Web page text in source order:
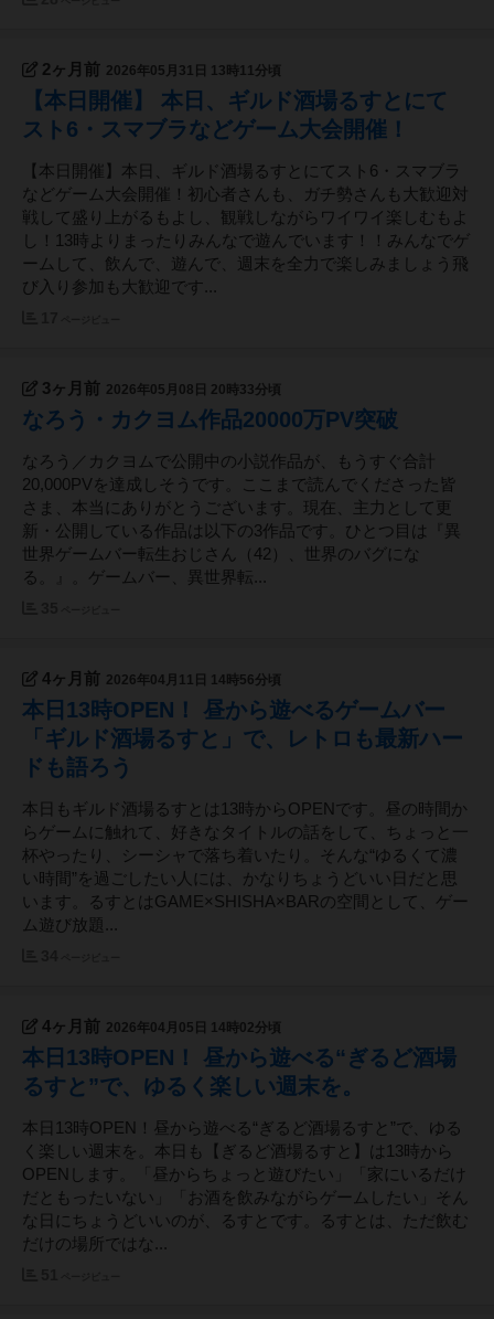
2ヶ月前 2026年05月31日 13時11分頃
【本日開催】 本日、ギルド酒場るすとにて
スト6・スマブラなどゲーム大会開催！
【本日開催】本日、ギルド酒場るすとにてスト6・スマブラ
などゲーム大会開催！初心者さんも、ガチ勢さんも大歓迎対
戦して盛り上がるもよし、観戦しながらワイワイ楽しむもよ
し！13時よりまったりみんなで遊んでいます！！みんなでゲ
ームして、飲んで、遊んで、週末を全力で楽しみましょう飛
び入り参加も大歓迎です...
3ヶ月前 2026年05月08日 20時33分頃
なろう・カクヨム作品20000万PV突破
なろう／カクヨムで公開中の小説作品が、もうすぐ合計
20,000PVを達成しそうです。ここまで読んでくださった皆
さま、本当にありがとうございます。現在、主力として更
新・公開している作品は以下の3作品です。ひとつ目は『異
世界ゲームバー転生おじさん（42）、世界のバグにな
る。』。ゲームバー、異世界転...
4ヶ月前 2026年04月11日 14時56分頃
本日13時OPEN！ 昼から遊べるゲームバー
「ギルド酒場るすと」で、レトロも最新ハー
ドも語ろう
本日もギルド酒場るすとは13時からOPENです。昼の時間か
らゲームに触れて、好きなタイトルの話をして、ちょっと一
杯やったり、シーシャで落ち着いたり。そんな“ゆるくて濃
い時間”を過ごしたい人には、かなりちょうどいい日だと思
います。るすとはGAME×SHISHA×BARの空間として、ゲー
ム遊び放題...
4ヶ月前 2026年04月05日 14時02分頃
本日13時OPEN！ 昼から遊べる“ぎるど酒場
るすと”で、ゆるく楽しい週末を。
本日13時OPEN！昼から遊べる“ぎるど酒場るすと”で、ゆる
く楽しい週末を。本日も【ぎるど酒場るすと】は13時から
OPENします。「昼からちょっと遊びたい」「家にいるだけ
だともったいない」「お酒を飲みながらゲームしたい」そん
な日にちょうどいいのが、るすとです。るすとは、ただ飲む
だけの場所ではな...